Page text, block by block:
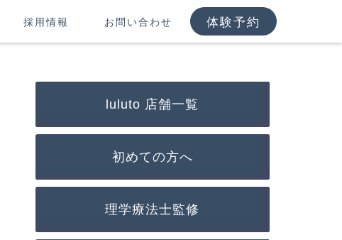
採用情報 お問い合わせ 体験予約
luluto 店舗一覧
初めての方へ
理学療法士監修